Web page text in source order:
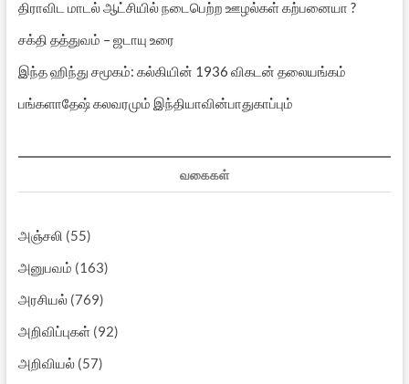
திராவிட மாடல் ஆட்சியில் நடைபெற்ற ஊழல்கள் கற்பனையா ?
சக்தி தத்துவம் – ஜடாயு உரை
இந்த ஹிந்து சமூகம்: கல்கியின் 1936 விகடன் தலையங்கம்
பங்களாதேஷ் கலவரமும் இந்தியாவின்பாதுகாப்பும்
வகைகள்
அஞ்சலி (55)
அனுபவம் (163)
அரசியல்(769)
அறிவிப்புகள்(92)
அறிவியல்(57)